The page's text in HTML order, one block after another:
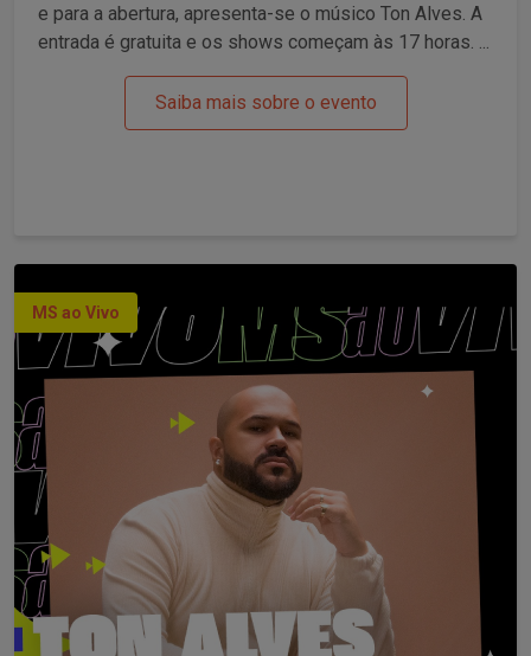
e para a abertura, apresenta-se o músico Ton Alves. A
entrada é gratuita e os shows começam às 17 horas. ...
Saiba mais sobre o evento
MS ao Vivo